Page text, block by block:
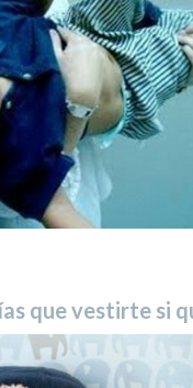
que vestirte si